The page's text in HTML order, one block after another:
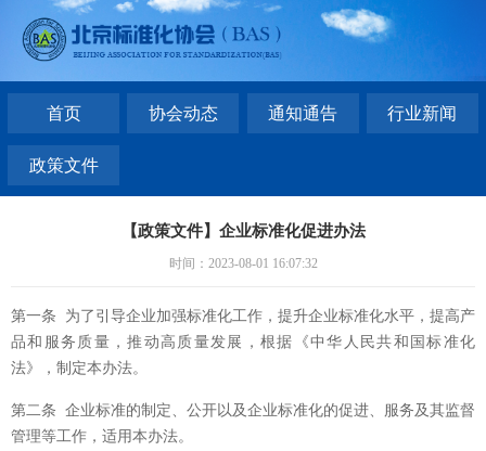
首页 协会动态 通知通告 行业新闻
政策文件
【政策文件】企业标准化促进办法
时间：2023-08-01 16:07:32
第一条 为了引导企业加强标准化工作，提升企业标准化水平，提高产
品和服务质量，推动高质量发展，根据《中华人民共和国标准化
法》，制定本办法。
第二条 企业标准的制定、公开以及企业标准化的促进、服务及其监督
管理等工作，适用本办法。